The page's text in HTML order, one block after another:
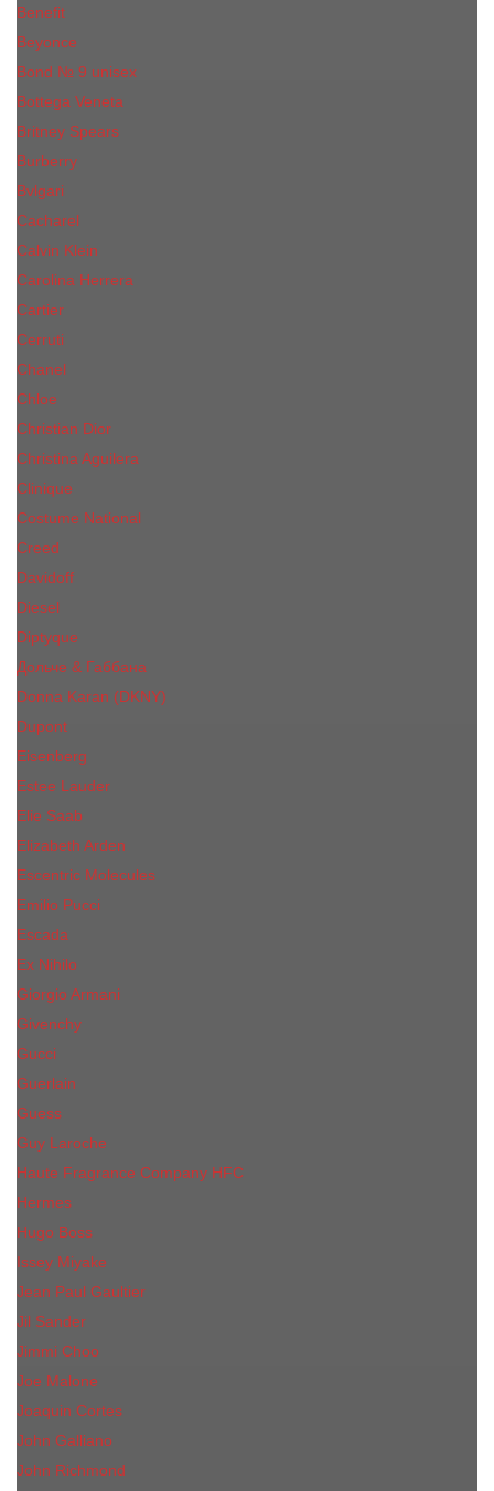
Benefit
Beyonce
Bond № 9 unisex
Bottega Veneta
Britney Spears
Burberry
Bvlgari
Cacharel
Calvin Klein
Carolina Herrera
Cartier
Cerruti
Сhanеl
Chloe
Christian Dior
Christina Aguilera
Сliniquе
Costume National
Creed
Davidoff
Diesel
Diptyque
Дольче & Габбана
Donna Karan (DKNY)
Dupont
Eisenberg
Еsteе Lаudеr
Elie Saab
Elizabeth Arden
Escentric Molecules
Emilio Pucci
Escada
Ex Nihilo
Giorgio Armani
Givenchy
Gucci
Guerlain
Guess
Guy Laroche
Haute Fragrance Company HFC
Hermes
Hugo Boss
Issey Miyake
Jean Paul Gaultier
Jil Sander
Jimmi Choo
Jое Malоnе
Joaquin Cortes
John Galliano
John Richmond